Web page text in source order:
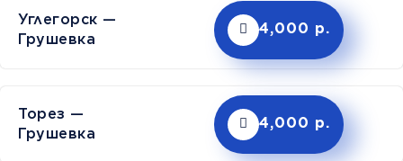
Углегорск —
Грушевка
4,000 р.
Торез —
Грушевка
4,000 р.